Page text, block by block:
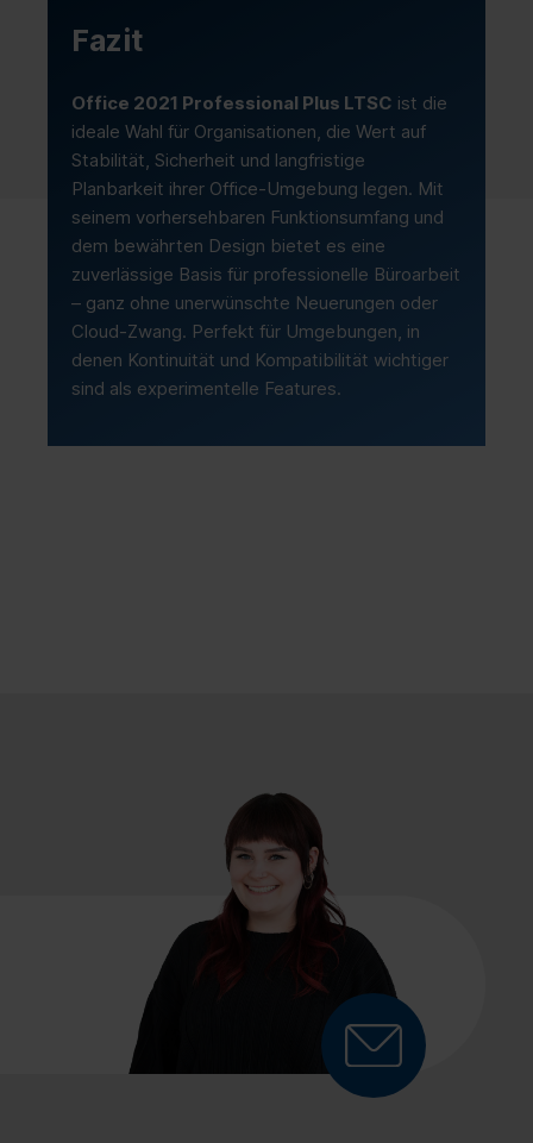
Display:
Fazit
Office 2021 Professional Plus LTSC ist die
ideale Wahl für Organisationen, die Wert auf
Stabilität, Sicherheit und langfristige
Planbarkeit ihrer Office-Umgebung legen. Mit
seinem vorhersehbaren Funktionsumfang und
dem bewährten Design bietet es eine
zuverlässige Basis für professionelle Büroarbeit
– ganz ohne unerwünschte Neuerungen oder
Cloud-Zwang. Perfekt für Umgebungen, in
denen Kontinuität und Kompatibilität wichtiger
sind als experimentelle Features.